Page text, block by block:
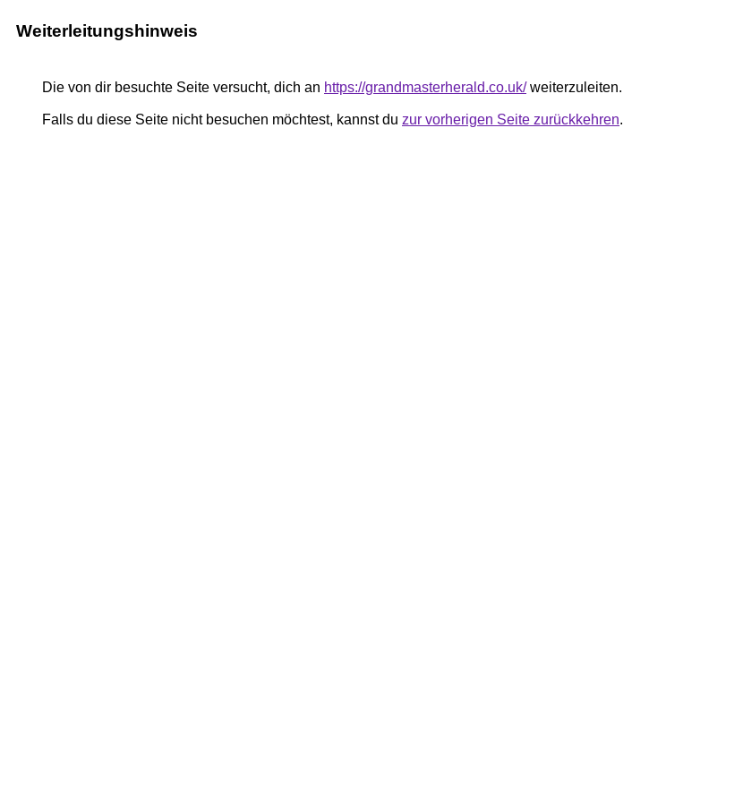
Weiterleitungshinweis
Die von dir besuchte Seite versucht, dich an https://grandmasterherald.co.uk/weiterzuleiten.
Falls du diese Seite nicht besuchen möchtest, kannst du zur vorherigen Seite zurückkehren.